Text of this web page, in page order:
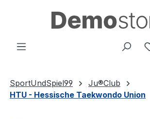
Zum Hauptinhalt springen
SportUndSpiel99
Ju®Club
HTU - Hessische Taekwondo Union